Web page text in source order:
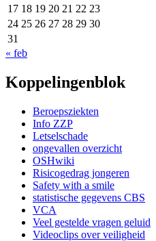
17 18 19 20 21 22 23
24 25 26 27 28 29 30
31
« feb
Koppelingenblok
Beroepsziekten
Info ZZP
Letselschade
ongevallen overzicht
OSHwiki
Risicogedrag jongeren
Safety with a smile
statistische gegevens CBS
VCA
Veel gestelde vragen geluid
Videoclips over veiligheid